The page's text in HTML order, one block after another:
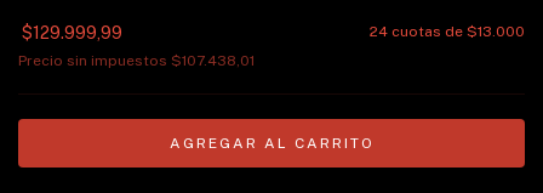
$129.999,99 24 cuotas de $13.000
Precio sin impuestos $107.438,01